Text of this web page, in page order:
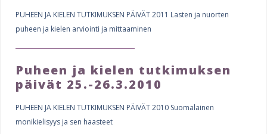
PUHEEN JA KIELEN TUTKIMUKSEN PÄIVÄT 2011 Lasten ja nuorten
puheen ja kielen arviointi ja mittaaminen
Puheen ja kielen tutkimuksen
päivät 25.-26.3.2010
PUHEEN JA KIELEN TUTKIMUKSEN PÄIVÄT 2010 Suomalainen
monikielisyys ja sen haasteet